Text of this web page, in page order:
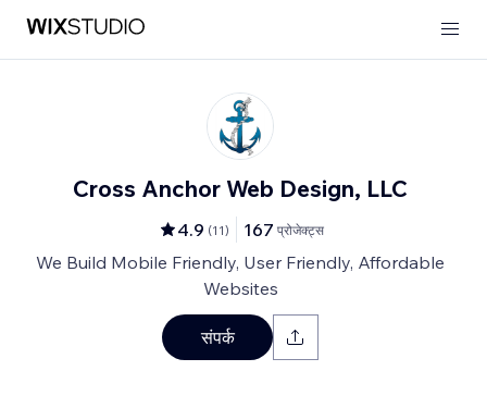
Cross Anchor Web Design, LLC
4.9 (11) 167 प्रोजेक्ट्स
We Build Mobile Friendly, User Friendly, Affordable
Websites
संपर्क